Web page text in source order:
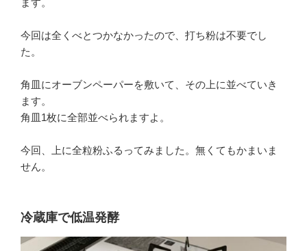
ます。
今回は全くべとつかなかったので、打ち粉は不要でし
た。
角皿にオーブンペーパーを敷いて、その上に並べていき
ます。
角皿1枚に全部並べられますよ。
今回、上に全粒粉ふるってみました。無くてもかまいま
せん。
冷蔵庫で低温発酵